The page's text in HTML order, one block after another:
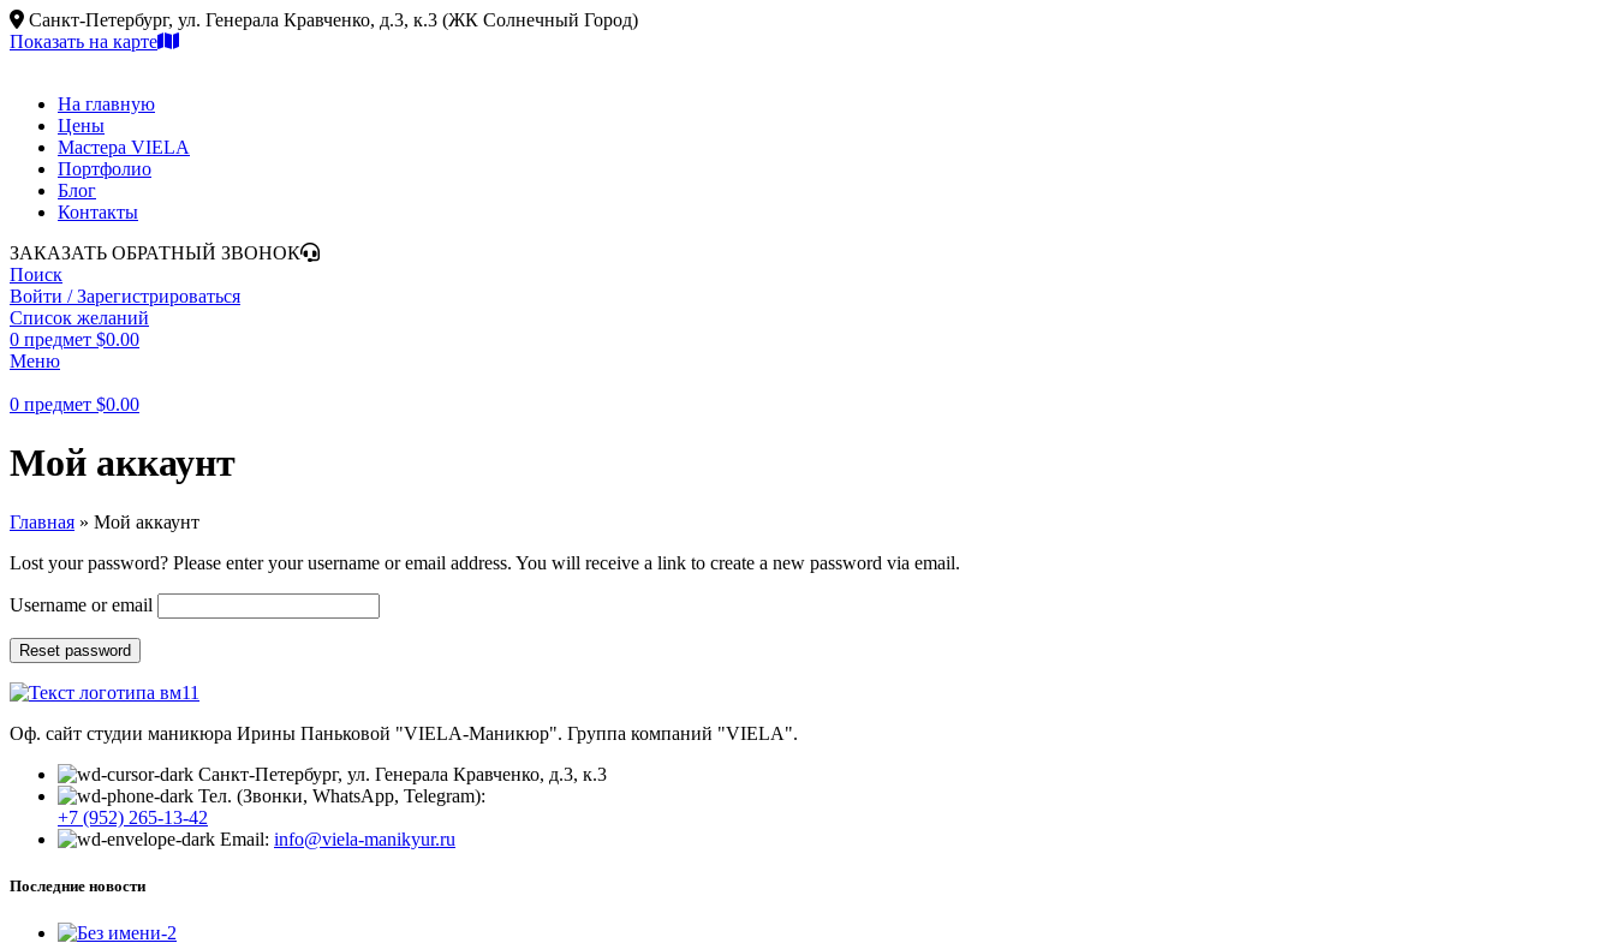
Санкт-Петербург, ул. Генерала Кравченко, д.3, к.3 (ЖК Солнечный Город)
Показать на карте
На главную
Цены
Мастера VIELA
Портфолио
Блог
Контакты
ЗАКАЗАТЬ ОБРАТНЫЙ ЗВОНОК
Поиск
Войти / Зарегистрироваться
Список желаний
0 предмет $0.00
Меню
0 предмет $0.00
Мой аккаунт
Главная » Мой аккаунт
Lost your password? Please enter your username or email address. You will receive a link to create a new password via email.
Username or email
Reset password
Оф. сайт студии маникюра Ирины Паньковой "VIELA-Маникюр". Группа компаний "VIELA".
Санкт-Петербург, ул. Генерала Кравченко, д.3, к.3
Тел. (Звонки, WhatsApp, Telegram):
+7 (952) 265-13-42
Email: info@viela-manikyur.ru
Последние новости